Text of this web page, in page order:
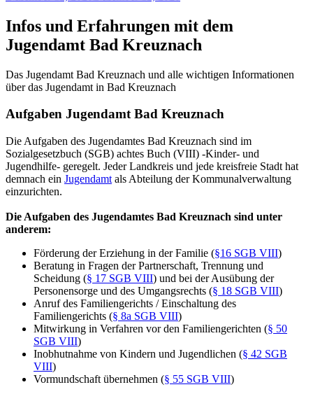
Infos und Erfahrungen mit dem
Jugendamt Bad Kreuznach
Das Jugendamt Bad Kreuznach und alle wichtigen Informationen
über das Jugendamt in Bad Kreuznach
Aufgaben Jugendamt Bad Kreuznach
Die Aufgaben des Jugendamtes Bad Kreuznach sind im
Sozialgesetzbuch (SGB) achtes Buch (VIII) -Kinder- und
Jugendhilfe- geregelt. Jeder Landkreis und jede kreisfreie Stadt hat
demnach ein Jugendamt als Abteilung der Kommunalverwaltung
einzurichten.
Die Aufgaben des Jugendamtes Bad Kreuznach sind unter
anderem:
Förderung der Erziehung in der Familie (§16 SGB VIII)
Beratung in Fragen der Partnerschaft, Trennung und
Scheidung (§ 17 SGB VIII) und bei der Ausübung der
Personensorge und des Umgangsrechts (§ 18 SGB VIII)
Anruf des Familiengerichts / Einschaltung des
Familiengerichts (§ 8a SGB VIII)
Mitwirkung in Verfahren vor den Familiengerichten (§ 50
SGB VIII)
Inobhutnahme von Kindern und Jugendlichen (§ 42 SGB
VIII)
Vormundschaft übernehmen (§ 55 SGB VIII)